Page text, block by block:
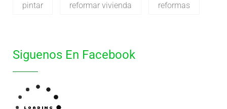
pintar reformar vivienda reformas
Siguenos En Facebook